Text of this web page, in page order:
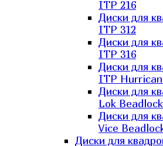
ITP 216
Диски для
ITP 312
Диски для
ITP 316
Диски для
ITP
Диски для
Lok Beadlock
Диски для
Vice
Диски для